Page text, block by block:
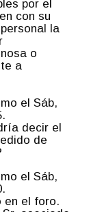
por el
con su
la
o
a
el Sáb,
decir el
de
el Sáb,
en el foro.